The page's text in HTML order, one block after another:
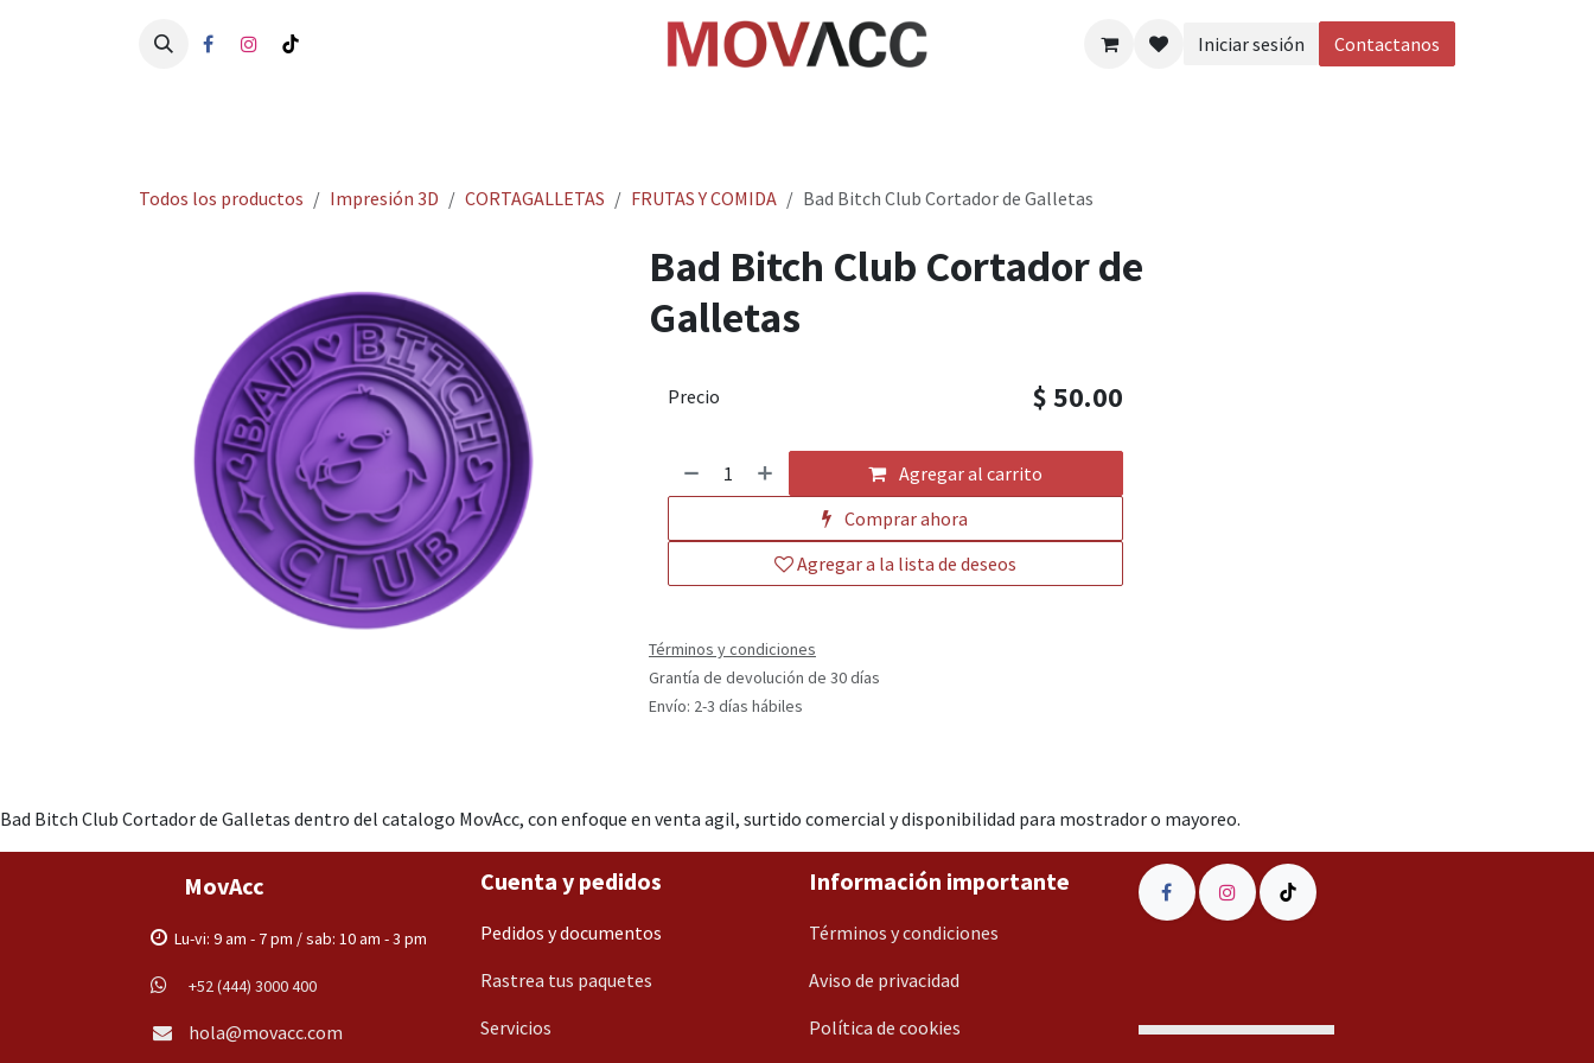
Iniciar sesión
Contactanos
Todos los productos Impresión 3D CORTAGALLETAS FRUTAS Y COMIDA Bad Bitch Club Cortador de Galletas
Bad Bitch Club Cortador de
Galletas
Agregar al carrito
Comprar ahora
Agregar a la lista de deseos
Precio $50.00
Términos y condiciones
Grantía de devolución de 30 días
Envío: 2-3 días hábiles
Bad Bitch Club Cortador de Galletas dentro del catalogo MovAcc, con enfoque en venta agil, surtido comercial y disponibilidad para mostrador o mayoreo.
MovAcc
Lu-vi: 9 am - 7 pm / sab: 10 am - 3 pm
+52 (444) 3000 400
hola@movacc.com
Cuenta y pedidos
Pedidos y documentos
Rastrea tus paquetes
Servicios
Información importante
Términos y condiciones
Aviso de privacidad
Política de cookies